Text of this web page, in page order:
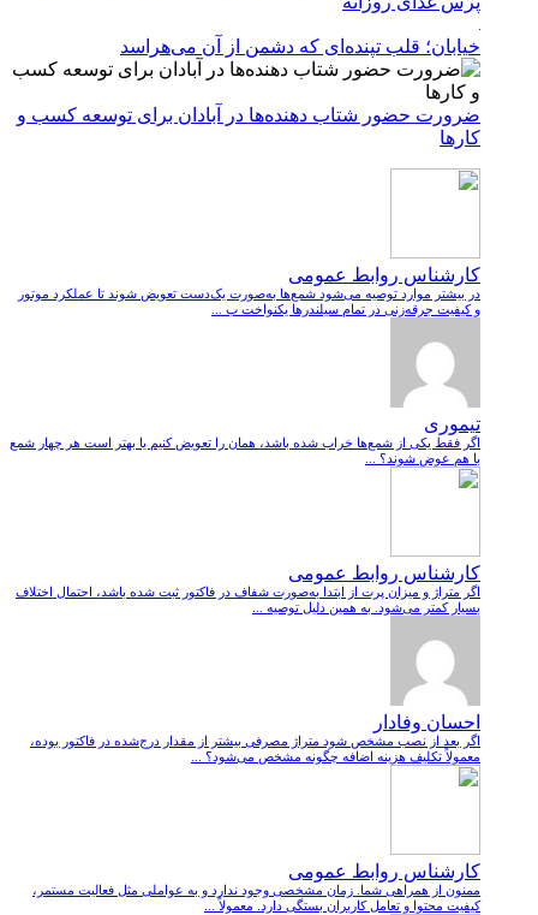
خیابان؛ قلب تپنده‌ای که دشمن از آن می‌هراسد
ضرورت حضور شتاب ‌دهنده‌ها در آبادان برای توسعه کسب‌ و
کارها
کارشناس روابط عمومی
در بیشتر موارد توصیه می‌شود شمع‌ها به‌صورت یک‌دست تعویض شوند تا عملکرد موتور
و کیفیت جرقه‌زنی در تمام سیلندرها یکنواخت ب ...
تیموری
اگر فقط یکی از شمع‌ها خراب شده باشد، همان را تعویض کنیم یا بهتر است هر چهار شمع
با هم عوض شوند؟ ...
کارشناس روابط عمومی
اگر متراژ و میزان پرت از ابتدا به‌صورت شفاف در فاکتور ثبت شده باشد، احتمال اختلاف
بسیار کمتر می‌شود. به همین دلیل توصیه ...
احسان وفادار
اگر بعد از نصب مشخص شود متراژ مصرفی بیشتر از مقدار درج‌شده در فاکتور بوده،
معمولاً تکلیف هزینه اضافه چگونه مشخص می‌شود؟ ...
کارشناس روابط عمومی
ممنون از همراهی شما. زمان مشخصی وجود ندارد و به عواملی مثل فعالیت مستمر،
کیفیت محتوا و تعامل کاربران بستگی دارد. معمولاً ...